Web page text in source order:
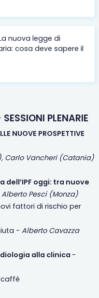
nuova legge di
cosa deve sapere il
PLENARIE
NUOVE PROSPETTIVE
Carlo Vancheri (Catania)
dell’IPF oggi: tra nuove
Alberto Pesci (Monza)
fattori di rischio per
- Alberto Cavazza
alla clinica -
caffè